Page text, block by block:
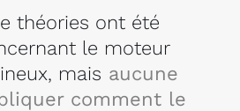
théories ont été
le moteur
mais aucune
comment le